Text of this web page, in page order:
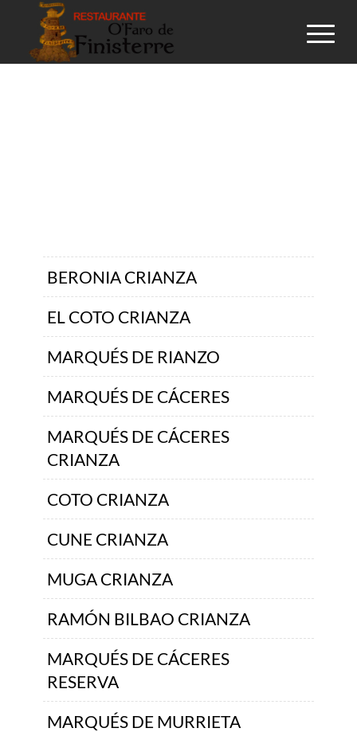
BERONIA CRIANZA
EL COTO CRIANZA
MARQUÉS DE RIANZO
MARQUÉS DE CÁCERES
MARQUÉS DE CÁCERES
CRIANZA
COTO CRIANZA
CUNE CRIANZA
MUGA CRIANZA
RAMÓN BILBAO CRIANZA
MARQUÉS DE CÁCERES
RESERVA
MARQUÉS DE MURRIETA